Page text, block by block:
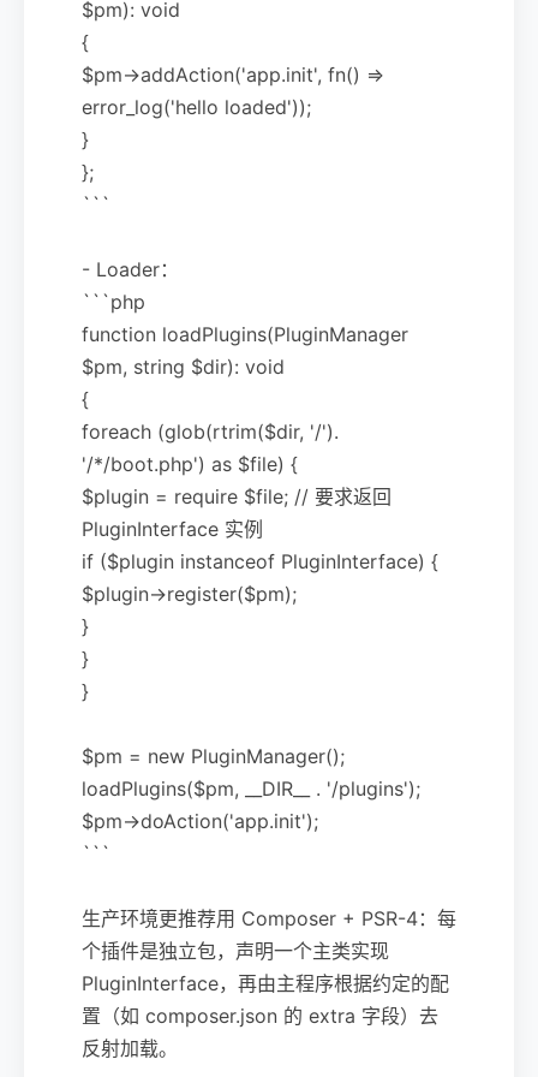
$pm): void
{
$pm->addAction('app.init', fn() =>
error_log('hello loaded'));
}
};
```
- Loader：
```php
function loadPlugins(PluginManager
$pm, string $dir): void
{
foreach (glob(rtrim($dir, '/').
'/*/boot.php') as $file) {
$plugin = require $file; // 要求返回
PluginInterface 实例
if ($plugin instanceof PluginInterface) {
$plugin->register($pm);
}
}
}
$pm = new PluginManager();
loadPlugins($pm, __DIR__ . '/plugins');
$pm->doAction('app.init');
```
生产环境更推荐用 Composer + PSR-4：每
个插件是独立包，声明一个主类实现
PluginInterface，再由主程序根据约定的配
置（如 composer.json 的 extra 字段）去
反射加载。